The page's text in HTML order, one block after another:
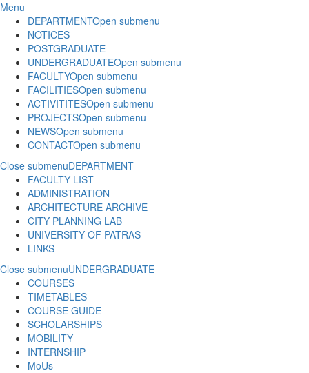
Menu
DEPARTMENTOpen submenu
NOTICES
POSTGRADUATE
UNDERGRADUATEOpen submenu
FACULTYOpen submenu
FACILITIESOpen submenu
ACTIVITITESOpen submenu
PROJECTSOpen submenu
NEWSOpen submenu
CONTACTOpen submenu
Close submenuDEPARTMENT
FACULTY LIST
ADMINISTRATION
ARCHITECTURE ARCHIVE
CITY PLANNING LAB
UNIVERSITY OF PATRAS
LINKS
Close submenuUNDERGRADUATE
COURSES
TIMETABLES
COURSE GUIDE
SCHOLARSHIPS
MOBILITY
INTERNSHIP
MoUs